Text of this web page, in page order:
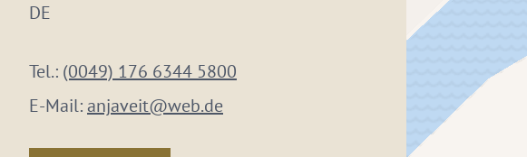
DE
Tel.: (0049) 176 6344 5800
E-Mail: anjaveit@web.de